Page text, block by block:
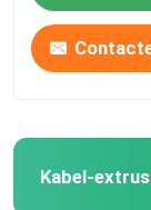
Kabel-